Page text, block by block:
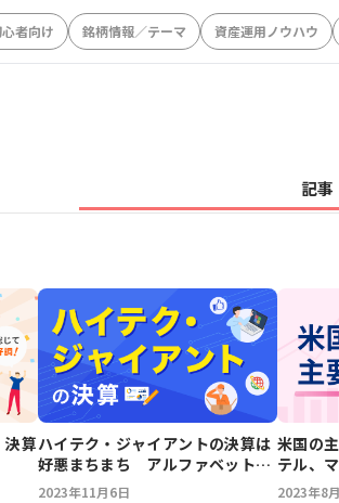
者向け 銘柄情報／テーマ 資産運用ノウハウ
記事
決算ハイテク・ジャイアントの決算は
好悪まちまち アルファベットは
クラウドが予想に届かず
2023年11月6日
米国の
テル、
2023年8